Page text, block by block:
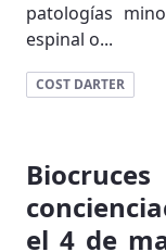
patologías
espinal o...
COST DARTER
el 4 de